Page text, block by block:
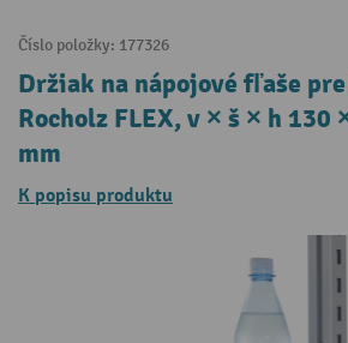
Číslo položky: 177326
Držiak na nápojové fľaše
Rocholz FLEX, v × š × h 130
mm
K popisu produktu